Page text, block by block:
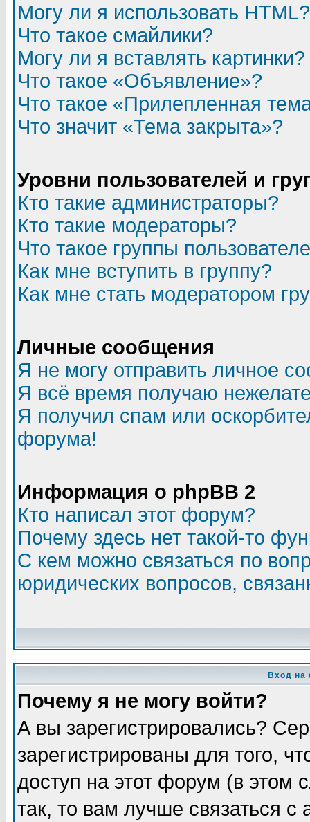
Могу ли я использовать HTML?
Что такое смайлики?
Могу ли я вставлять картинки?
Что такое «Объявление»?
Что такое «Прилепленная
Что значит «Тема закрыта»?
Уровни пользователей и
Кто такие администраторы?
Кто такие модераторы?
Что такое группы
Как мне вступить в группу?
Как мне стать модератором
Личные сообщения
Я не могу отправить личное
Я всё время получаю
Я получил спам или
форума!
Информация о phpBB 2
Кто написал этот форум?
Почему здесь нет такой-то
С кем можно связаться по
юридических вопросов,
Вход на
Почему я не могу войти?
А вы зарегистрировались?
зарегистрированы для того,
доступ на этот форум (в этом
так, то вам лучше связаться